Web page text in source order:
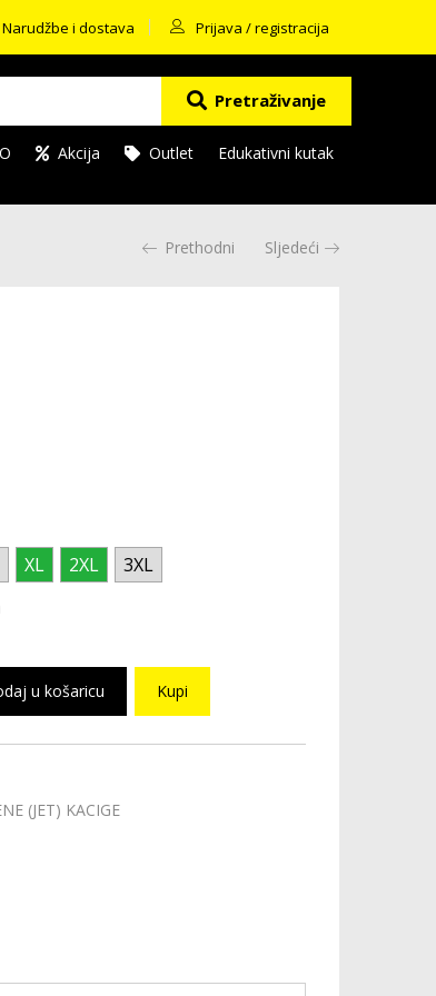
Narudžbe i dostava Prijava / registracija
Pretraživanje
Akcija Outlet Edukativni kutak
Prethodni Sljedeći
XL 2XL 3XL
u košaricu Kupi
(JET) KACIGE